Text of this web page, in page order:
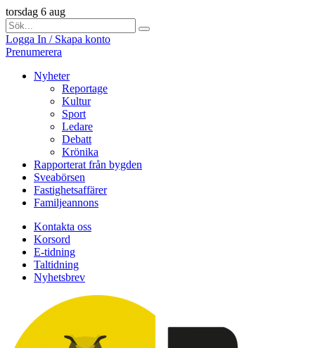
torsdag 6 aug
Logga In / Skapa konto
Prenumerera
Nyheter
Reportage
Kultur
Sport
Ledare
Debatt
Krönika
Rapporterat från bygden
Sveabörsen
Fastighetsaffärer
Familjeannons
Kontakta oss
Korsord
E-tidning
Taltidning
Nyhetsbrev